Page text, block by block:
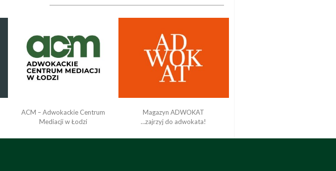
ACM – Adwokackie Centrum
Mediacji w Łodzi
Magazyn ADWOKAT
…zajrzyj do adwokata!